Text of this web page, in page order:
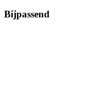
Bijpassend